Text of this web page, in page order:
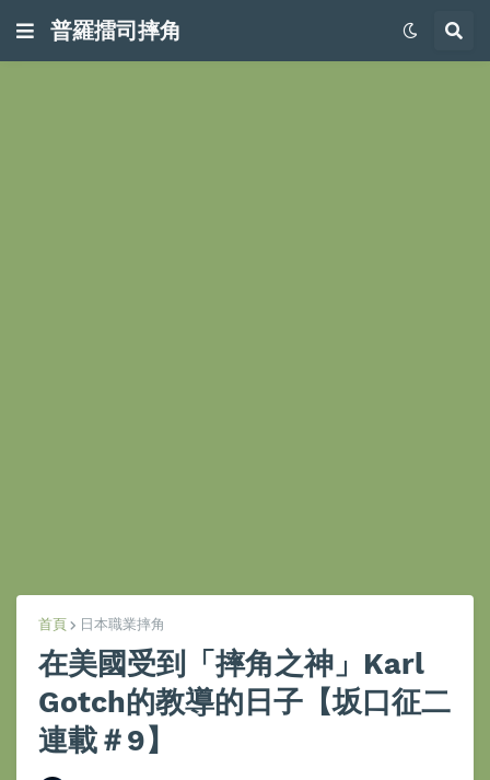
普羅擂司摔角
首頁 日本職業摔角
在美國受到「摔角之神」Karl
Gotch的教導的日子【坂口征二
連載＃9】